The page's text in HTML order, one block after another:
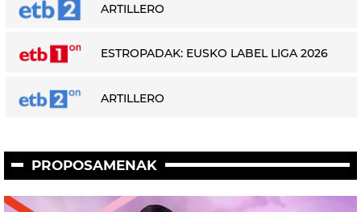
ARTILLERO
ESTROPADAK: EUSKO LABEL LIGA 2026
ARTILLERO
PROPOSAMENAK